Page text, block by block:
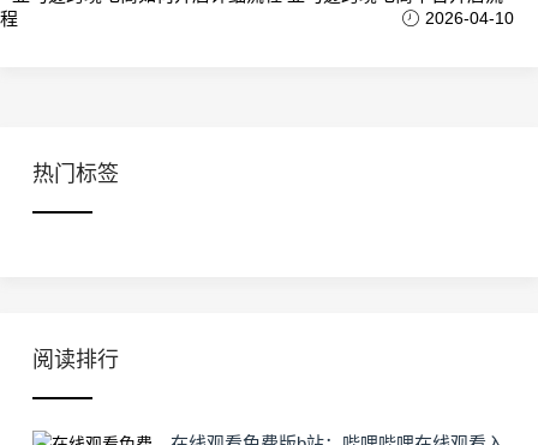
程
2026-04-10
热门标签
阅读排行